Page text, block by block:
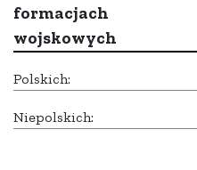
formacjach
wojskowych
Polskich:
Niepolskich: